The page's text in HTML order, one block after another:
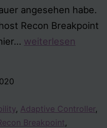
angesehen habe.
Recon Breakpoint
Ghost
Logitech
Adaptive
weiterlesen
, Adaptive Controller,
Breakpoint,